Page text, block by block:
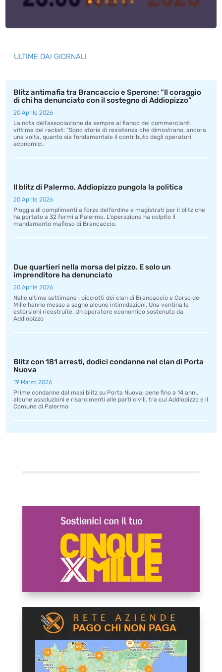
ULTIME DAI GIORNALI
Blitz antimafia tra Brancaccio e Sperone: “Il coraggio
di chi ha denunciato con il sostegno di Addiopizzo”
20 Aprile 2026
La nota dell’associazione da sempre al fianco dei commercianti
vittime del racket: “Sono storie di resistenza che dimostrano, ancora
una volta, quanto sia fondamentale il contributo degli operatori
economici.
Il blitz di Palermo, Addiopizzo pungola la politica
20 Aprile 2026
Pioggia di complimenti a forze dell’ordine e magistrati per il blitz che
ha portato a 32 fermi a Palermo. L’operazione ha colpito il
mandamento mafioso di Brancaccio.
Due quartieri nella morsa del pizzo. E solo un
imprenditore ha denunciato
20 Aprile 2026
Nelle ultime settimane i picciotti dei clan di Brancaccio e Corso dei
Mille hanno messo a segno alcune intimidazioni. Una ventina le
estorsioni ricostruite. Un operatore economico sostenuto da
Addiopizzo
Blitz con 181 arresti, dodici condanne nel clan di Porta
Nuova
19 Marzo 2026
Prime condanne dal maxi blitz su Porta Nuova: pene fino a 14 anni,
alcune assoluzioni e risarcimenti alle parti civili, tra cui Addiopizzo e il
Comune di Palermo